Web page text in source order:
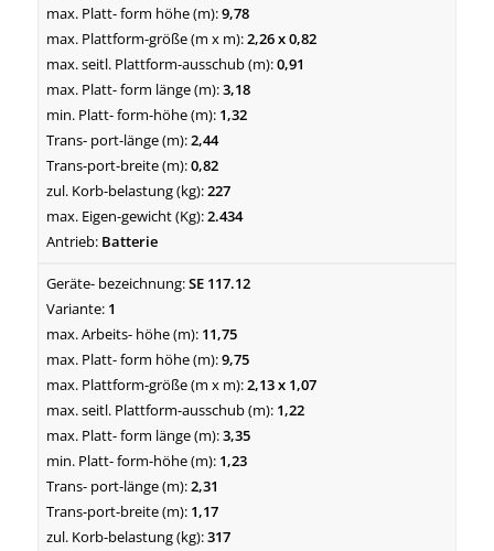
9,78
2,26 x 0,82
0,91
3,18
1,32
2,44
0,82
227
2.434
Batterie
SE 117.12
1
11,75
9,75
2,13 x 1,07
1,22
3,35
1,23
2,31
1,17
317